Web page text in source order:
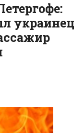
украинец